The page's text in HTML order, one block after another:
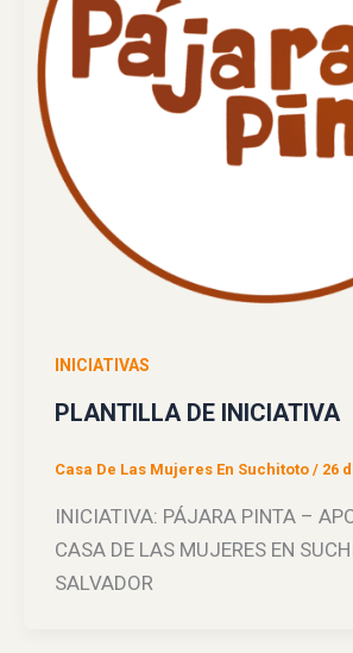
INICIATIVAS
PLANTILLA DE INICIATIVA
Casa De Las Mujeres En Suchitoto / 26
INICIATIVA: PÁJARA PINTA –
CASA DE LAS MUJERES EN
SALVADOR